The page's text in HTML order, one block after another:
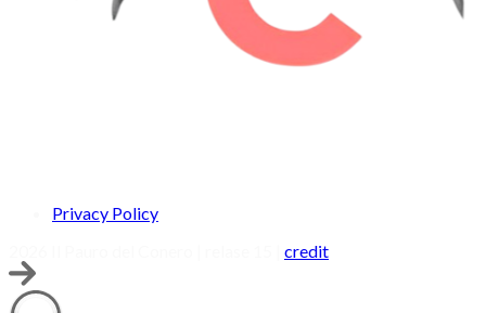
Privacy Policy
credit